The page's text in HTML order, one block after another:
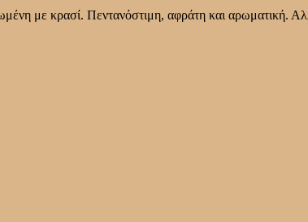
με κρασί. Πεντανόστιμη, αφράτη και αρωματική.